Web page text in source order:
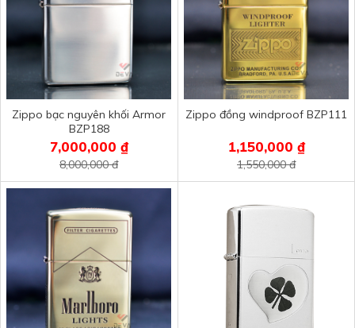
Zippo bạc nguyên khối Armor
BZP188
7,000,000 ₫
8,000,000 đ
Zippo đồng windproof BZP111
1,150,000 ₫
1,550,000 đ